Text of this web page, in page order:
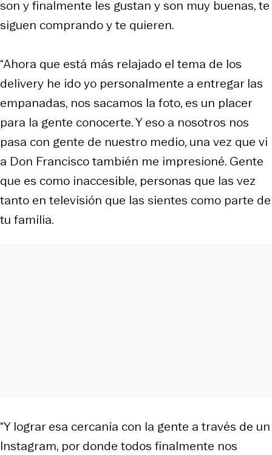
son y finalmente les gustan y son muy buenas, te
siguen comprando y te quieren.
“Ahora que está más relajado el tema de los
delivery he ido yo personalmente a entregar las
empanadas, nos sacamos la foto, es un placer
para la gente conocerte. Y eso a nosotros nos
pasa con gente de nuestro medio, una vez que vi
a Don Francisco también me impresioné. Gente
que es como inaccesible, personas que las vez
tanto en televisión que las sientes como parte de
tu familia.
“Y lograr esa cercanía con la gente a través de un
Instagram, por donde todos finalmente nos